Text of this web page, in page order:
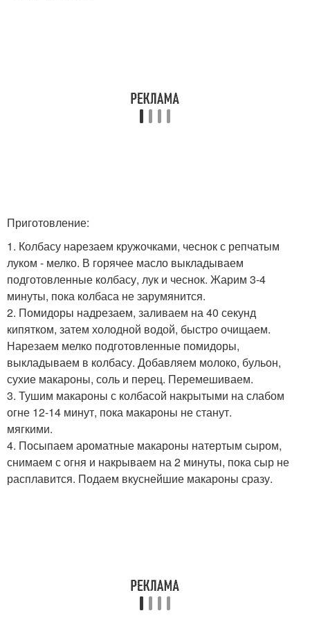
Приготовление:
1. Колбасу нарезаем кружочками, чеснок с репчатым
луком - мелко. В горячее масло выкладываем
подготовленные колбасу, лук и чеснок. Жарим 3-4
минуты, пока колбаса не зарумянится.
2. Помидоры надрезаем, заливаем на 40 секунд
кипятком, затем холодной водой, быстро очищаем.
Нарезаем мелко подготовленные помидоры,
выкладываем в колбасу. Добавляем молоко, бульон,
сухие макароны, соль и перец. Перемешиваем.
3. Тушим макароны с колбасой накрытыми на слабом
огне 12-14 минут, пока макароны не станут.
мягкими.
4. Посыпаем ароматные макароны натертым сыром,
снимаем с огня и накрываем на 2 минуты, пока сыр не
расплавится. Подаем вкуснейшие макароны сразу.